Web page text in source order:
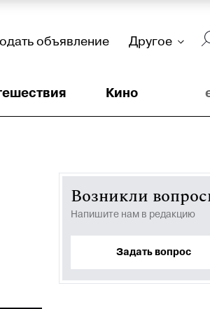
объявление Другое
Кино
Возникли
Напишите нам в редакцию
Задать вопрос